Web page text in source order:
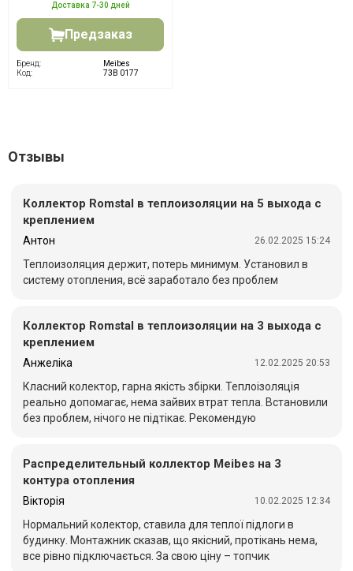
Доставка 7-30 дней
Предзаказ
Бренд:
Код:
Meibes
73B 0177
Отзывы
Коллектор Romstal в теплоизоляции на 5 выхода с
креплением
Антон 26.02.2025 15:24
Теплоизоляция держит, потерь минимум. Установил в
систему отопления, всё заработало без проблем
Коллектор Romstal в теплоизоляции на 3 выхода с
креплением
Анжеліка 12.02.2025 20:53
Класний колектор, гарна якість збірки. Теплоізоляція
реально допомагає, нема зайвих втрат тепла. Встановили
без проблем, нічого не підтікає. Рекомендую
Распределительный коллектор Meibes на 3
контура отопления
Вікторія 10.02.2025 12:34
Нормальний колектор, ставила для теплої підлоги в
будинку. Монтажник сказав, що якісний, протікань нема,
все рівно підключається. За свою ціну – топчик